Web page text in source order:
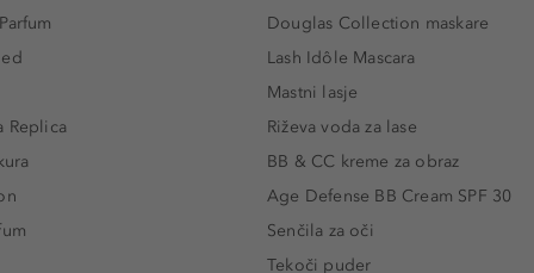
Replica
Douglas Collection maskare
Lash Idôle Mascara
Mastni lasje
Riževa voda za lase
BB & CC kreme za obraz
Age Defense BB Cream SPF 30
Senčila za oči
Tekoči puder